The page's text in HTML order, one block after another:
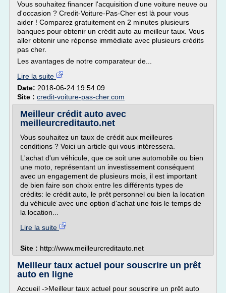
Vous souhaitez financer l'acquisition d'une voiture neuve ou
d'occasion ? Credit-Voiture-Pas-Cher est là pour vous
aider ! Comparez gratuitement en 2 minutes plusieurs
banques pour obtenir un crédit auto au meilleur taux. Vous
aller obtenir une réponse immédiate avec plusieurs crédits
pas cher.
Les avantages de notre comparateur de...
Lire la suite
Date: 2018-06-24 19:54:09
Site : credit-voiture-pas-cher.com
Meilleur crédit auto avec
meilleurcreditauto.net
Vous souhaitez un taux de crédit aux meilleures
conditions ? Voici un article qui vous intéressera.
L'achat d'un véhicule, que ce soit une automobile ou bien
une moto, représentant un investissement conséquent
avec un engagement de plusieurs mois, il est important
de bien faire son choix entre les différents types de
crédits: le crédit auto, le prêt personnel ou bien la location
du véhicule avec une option d'achat une fois le temps de
la location...
Lire la suite
Site : http://www.meilleurcreditauto.net
Meilleur taux actuel pour souscrire un prêt
auto en ligne
Accueil ->Meilleur taux actuel pour souscrire un prêt auto